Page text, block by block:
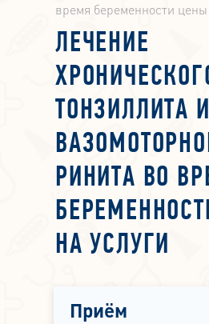
время беременности цены
ЛЕЧЕНИЕ
ТОНЗИЛЛИТА И
РИНИТА ВО
НА УСЛУГИ
Приём